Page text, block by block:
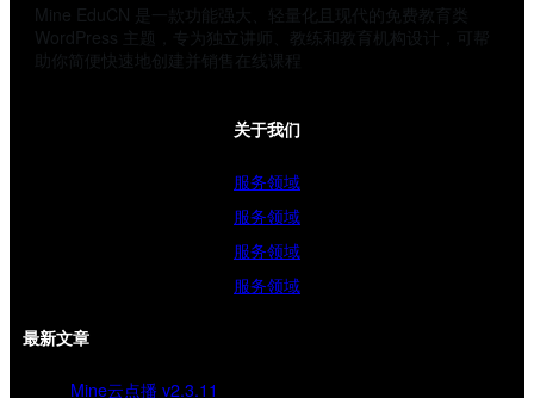
Mine EduCN 是一款功能强大、轻量化且现代的免费教育类
WordPress 主题，专为独立讲师、教练和教育机构设计，可帮
助你简便快速地创建并销售在线课程
关于我们
服务领域
服务领域
服务领域
服务领域
最新文章
Mine云点播 v2.3.11